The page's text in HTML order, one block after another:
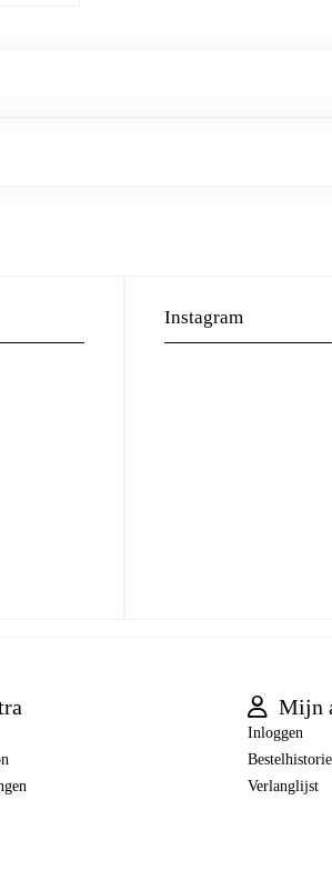
Instagram
Mijn
Inloggen
Bestelhistorie
Verlanglijst